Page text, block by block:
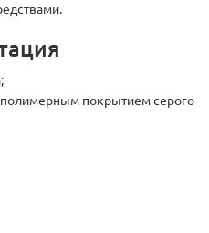
полимерным покрытием серого